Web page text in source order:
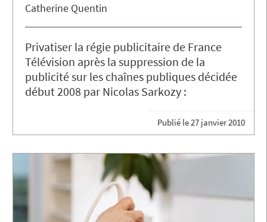
Catherine Quentin
Privatiser la régie publicitaire de France
Télévision après la suppression de la
publicité sur les chaînes publiques décidée
début 2008 par Nicolas Sarkozy :
Publié le27 janvier 2010